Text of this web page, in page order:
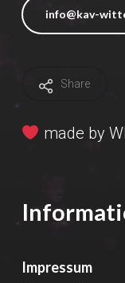
info@kav-
Share
made by
Impressum